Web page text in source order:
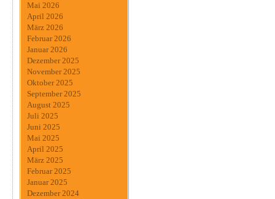
Mai 2026
April 2026
März 2026
Februar 2026
Januar 2026
Dezember 2025
November 2025
Oktober 2025
September 2025
August 2025
Juli 2025
Juni 2025
Mai 2025
April 2025
März 2025
Februar 2025
Januar 2025
Dezember 2024